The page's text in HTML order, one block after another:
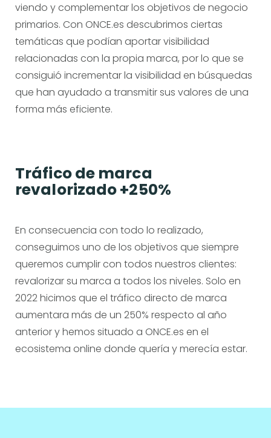
viendo y complementar los objetivos de negocio
primarios. Con ONCE.es descubrimos ciertas
temáticas que podían aportar visibilidad
relacionadas con la propia marca, por lo que se
consiguió incrementar la visibilidad en búsquedas
que han ayudado a transmitir sus valores de una
forma más eficiente.
Tráfico de marca
revalorizado +250%
En consecuencia con todo lo realizado,
conseguimos uno de los objetivos que siempre
queremos cumplir con todos nuestros clientes:
revalorizar su marca a todos los niveles. Solo en
2022 hicimos que el tráfico directo de marca
aumentara más de un 250% respecto al año
anterior y hemos situado a ONCE.es en el
ecosistema online donde quería y merecía estar.